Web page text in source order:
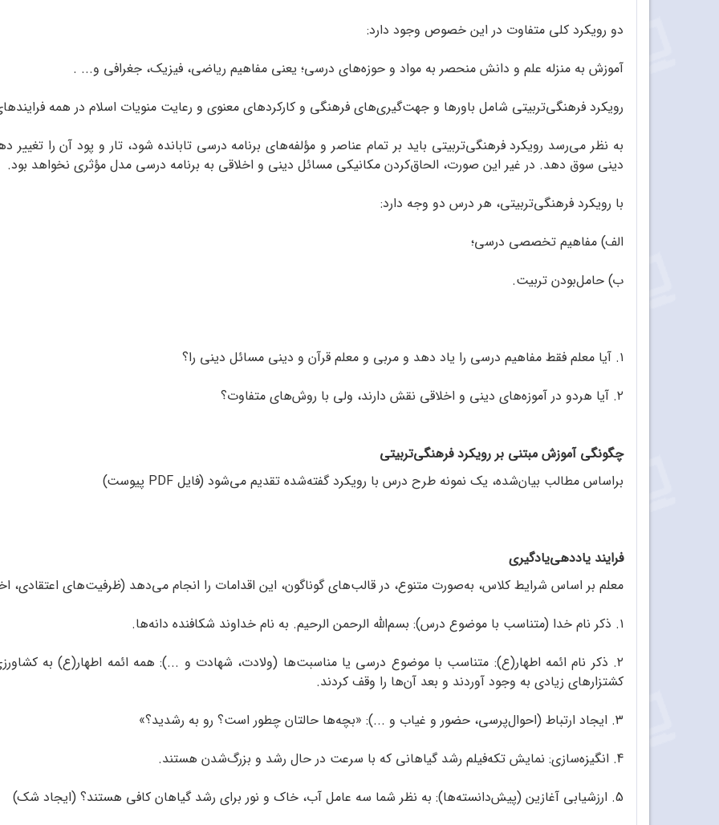
دو رویکرد کلی متفاوت در این خصوص وجود دارد:
آموزش به منزله علم و دانش منحصر به مواد و حوزه‌های درسی؛ یعنی مفاهیم ریاضی، فیزیک، جغرافی و... .
رویکرد فرهنگی‌تربیتی شامل باورها و جهت‌گیری‌های فرهنگی و کارکردهای معنوی و رعایت منویات اسلام در همه
به نظر می‌رسد رویکرد فرهنگی‌تربیتی باید بر تمام عناصر و مؤلفه‌های برنامه درسی تابانده شود، تار و پود آن را
دینی سوق دهد. در غیر این صورت، الحاق‌کردن مکانیکی مسائل دینی و اخلاقی به برنامه درسی مدل مؤثری نخواهد بود.
با رویکرد فرهنگی‌تربیتی، هر درس دو وجه دارد:
الف) مفاهیم تخصصی درسی؛
ب) حامل‌بودن تربیت.
۱. آیا معلم فقط مفاهیم درسی را یاد دهد و مربی و معلم قرآن و دینی مسائل دینی را؟
۲. آیا هردو در آموزه‌های دینی و اخلاقی نقش دارند، ولی با روش‌های متفاوت؟
چگونگی آموزش مبتنی بر رویکرد فرهنگی‌تربیتی
براساس مطالب بیان‌شده، یک نمونه طرح درس با رویکرد گفته‌شده تقدیم می‌شود (فایل PDF پیوست)
فرایند یاددهی‌یادگیری
معلم بر اساس شرایط کلاس، به‌صورت متنوع، در قالب‌های گوناگون، این اقدامات را انجام می‌دهد (ظرفیت‌های
۱. ذکر نام خدا (متناسب با موضوع درس): بسم‌الله الرحمن الرحیم. به نام خداوند شکافنده دانه‌ها.
۲. ذکر نام ائمه اطهار(ع): متناسب با موضوع درسی یا مناسبت‌ها (ولادت، شهادت و ...): همه ائمه اطهار(ع) به
کشتزارهای زیادی به وجود آوردند و بعد آن‌ها را وقف کردند.
۳. ایجاد ارتباط (احوال‌پرسی، حضور و غیاب و ...): «بچه‌ها حالتان چطور است؟ رو به رشدید؟»
4. انگیزه‌سازی: نمایش تکه‌فیلم رشد گیاهانی که با سرعت در حال رشد و بزرگ‌شدن هستند.
5. ارزشیابی آغازین (پیش‌دانسته‌ها): به نظر شما سه عامل آب، خاک و نور برای رشد گیاهان کافی هستند؟ (ایجاد شک)